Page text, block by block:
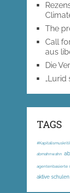
The
Call
aus
Die
„Lurid
TAGS
abmahnwahn
agentenbasierte
aktive schulen